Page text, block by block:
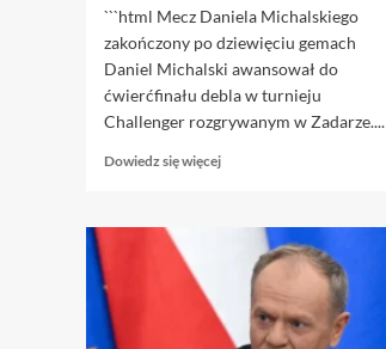
animowana
wersja
Stranger
Things.
najnowsza
zapowiedź
Stranger
Things
coraz
bliżej
—
```html Mecz Daniela Michalskiego
zakończony po dziewięciu gemach
Daniel Michalski awansował do
ćwierćfinału debla w turnieju
Challenger rozgrywanym w Zadarze....
Dowiedz się więcejDowiedz
Spotkanie
Daniela
Michalskiego
zakończyło
się